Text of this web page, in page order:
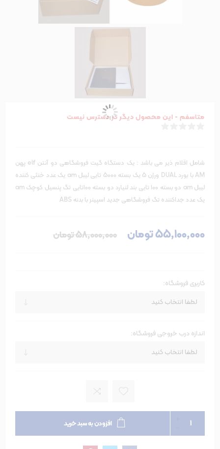
متاسفم - این محصول دیگر در دسترس نیست
شامل اقلام ذیر می باشد : یک دستگاه گیت فروشگاهی دو آنتن elf پهن
AM با بورد DUAL ورژن 5 یک بسته 5000 تایی لیبل am یک عدد خنثی کننده
لیبل am دو بسته 100 تایی بند لنیارد دو بسته 100تایی تگ پنسیل کوچک am
یک عدد جداکننده تگ فروشگاهی جدید اسپینر با بدنه ABS
55٬100٬000 تومان 58٬000٬000 تومان
کاربری فروشگاه:
اندازه درب خروجی فروشگاه:
افزودن به سبد خرید